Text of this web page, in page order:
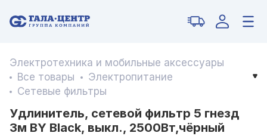
Электротехника и мобильные аксессуары
Все товары
Электропитание
Сетевые фильтры
Удлинитель, сетевой фильтр 5 гнезд
3м BY Black, выкл., 2500Вт,чёрный